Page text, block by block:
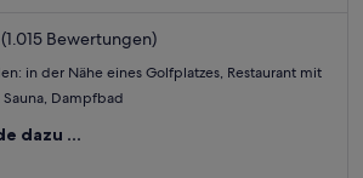
Einige beliebte Sehenswürdigkeiten –
und Carnoustie Leisure Centre – befinden
Bewertungen)
in der Nähe eines Golfplatzes, Restaurant mit
Dampfbad
dazu ...